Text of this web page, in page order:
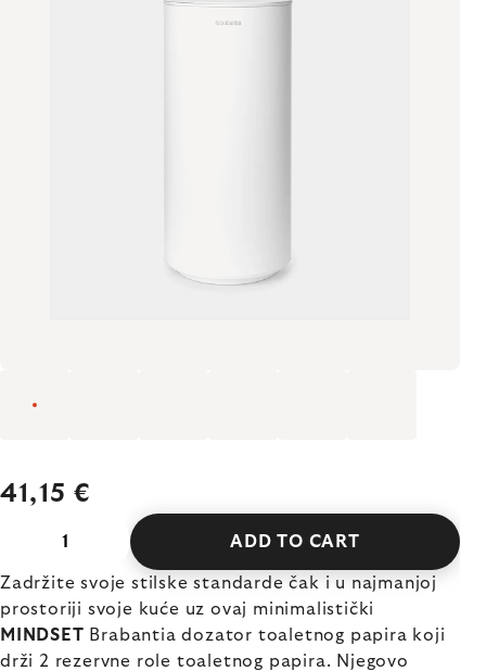
41,15 €
ADD TO CART
Zadržite svoje stilske standarde čak i u najmanjoj
prostoriji svoje kuće uz ovaj minimalistički
MINDSET Brabantia dozator toaletnog papira koji
drži 2 rezervne role toaletnog papira. Njegovo